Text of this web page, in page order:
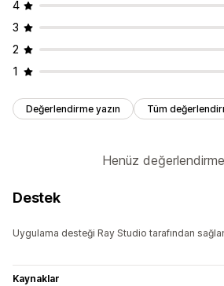
4
3
2
1
Değerlendirme yazın Tüm
Henüz
Destek
Uygulama desteği Ray Studio tarafından
Kaynaklar